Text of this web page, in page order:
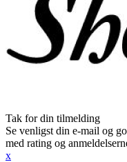
Tak for din tilmelding
Se venligst din e-mail og
med rating og
x